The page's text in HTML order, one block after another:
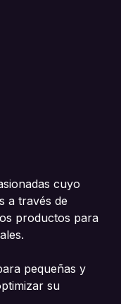
cuyo
a través de
productos para
pequeñas y
su